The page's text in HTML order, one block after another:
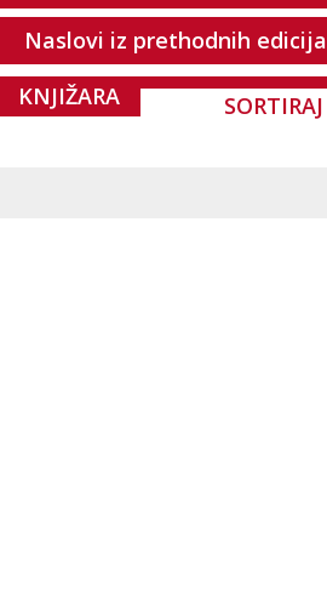
Naslovi iz prethodnih edicija
SORTIRAJ
KNJIŽARA